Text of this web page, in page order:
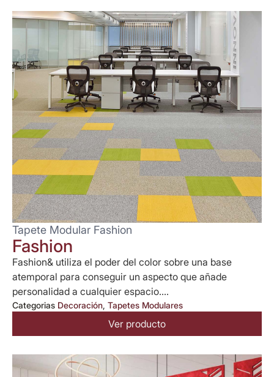
Tapete Modular Fashion
Fashion
Fashion& utiliza el poder del color sobre una base
atemporal para conseguir un aspecto que añade
personalidad a cualquier espacio....
Categorias Decoración, Tapetes Modulares
Ver producto